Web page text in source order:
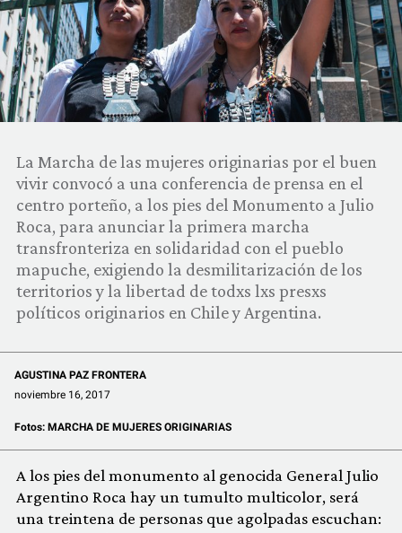
COMUNIDAD
QUIÉNES SOMOS
La Marcha de las mujeres originarias por el buen
vivir convocó a una conferencia de prensa en el
centro porteño, a los pies del Monumento a Julio
Roca, para anunciar la primera marcha
transfronteriza en solidaridad con el pueblo
mapuche, exigiendo la desmilitarización de los
territorios y la libertad de todxs lxs presxs
políticos originarios en Chile y Argentina.
AGUSTINA PAZ FRONTERA
noviembre 16, 2017
Fotos: MARCHA DE MUJERES ORIGINARIAS
A los pies del monumento al genocida General Julio
Argentino Roca hay un tumulto multicolor, será
una treintena de personas que agolpadas escuchan: